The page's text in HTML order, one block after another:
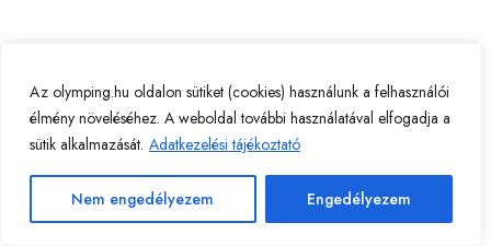
Az olymping.hu oldalon sütiket (cookies) használunk a felhasználói
élmény növeléséhez. A weboldal további használatával elfogadja a
sütik alkalmazását. Adatkezelési tájékoztató
Nem engedélyezem Engedélyezem